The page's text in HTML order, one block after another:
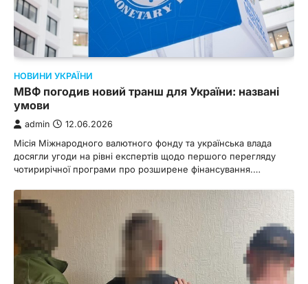
НОВИНИ УКРАЇНИ
МВФ погодив новий транш для України: названі
умови
admin 12.06.2026
Місія Міжнародного валютного фонду та українська влада
досягли угоди на рівні експертів щодо першого перегляду
чотирирічної програми про розширене фінансування.…